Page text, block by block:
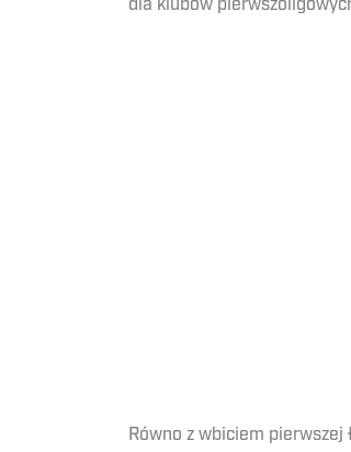
dla klubów
Równo z wbiciem pierwszej